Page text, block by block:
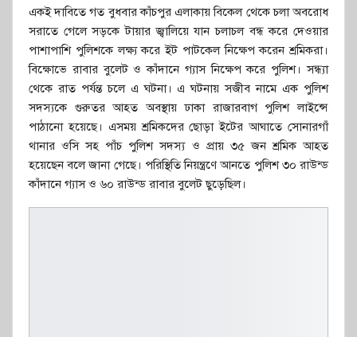
একই দাবিতে গত বুধবার কাঁচপুর এলাকায় বিকেল থেকে চলা অবরোধ
সরাতে গেলে সড়কে টায়ার জ্বালিয়ে যান চলাচল বন্ধ করে দেওয়ার
পাশাপাশি পুলিশকে লক্ষ্য করে ইট পাটকেল নিক্ষেপ করেন শ্রমিকরা।
বিক্ষোভে রাবার বুলেট ও কাঁদানে গ্যাস নিক্ষেপ করে পুলিশ। সন্ধ্যা
থেকে রাত পর্যন্ত চলে এ ঘটনা। এ ঘটনায় সজীব নামে এক পুলিশ
সদস্যকে গুরুতর আহত অবস্থায় ঢাকা রাজারবাগ পুলিশ লাইন্সে
পাঠানো হয়েছে। এসময় শ্রমিকদের ছোড়া ইটের আঘাতে সোনারগাঁ
থানার ওসি সহ পাঁচ পুলিশ সদস্য ও প্রায় ৩৫ জন শ্রমিক আহত
হয়েছেন বলে জানা গেছে। পরিস্থিতি নিয়ন্ত্রণে আনতে পুলিশ ৩০ রাউন্ড
কাঁদানে গ্যাস ও ৬০ রাউন্ড রাবার বুলেট ছুড়েছিল।